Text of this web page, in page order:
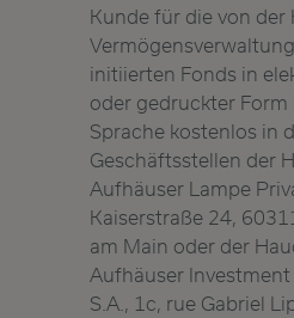
Kunde für die von der
initiierten Fonds in
oder gedruckter
Sprache kostenlos in
Geschäftsstellen der
Aufhäuser Lampe
Kaiserstraße 24,
am Main oder der
Aufhäuser
S.A., 1c, rue Gabriel